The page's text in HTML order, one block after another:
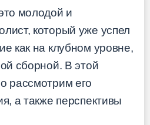
молодой и
который уже успел
как на клубном уровне,
сборной. В этой
рассмотрим его
а также перспективы